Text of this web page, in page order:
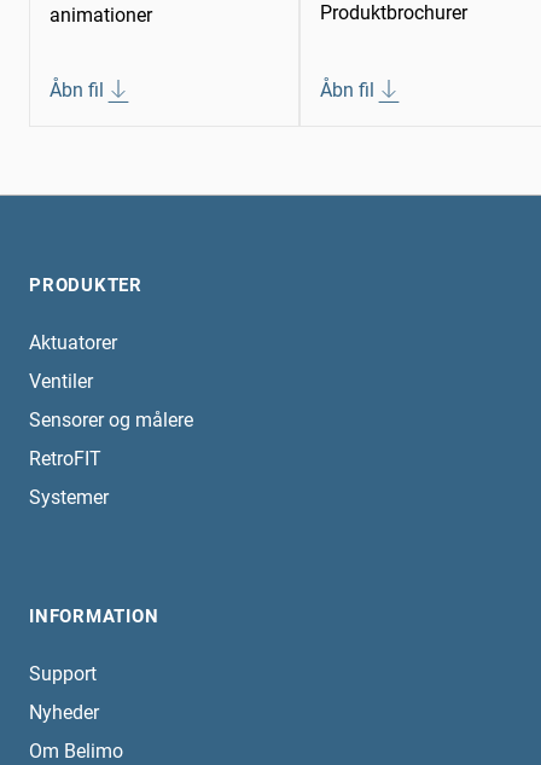
animationer
Åbn fil
Produktbrochurer
Åbn fil
PRODUKTER
Aktuatorer
Ventiler
Sensorer og målere
RetroFIT
Systemer
INFORMATION
Support
Nyheder
Om Belimo